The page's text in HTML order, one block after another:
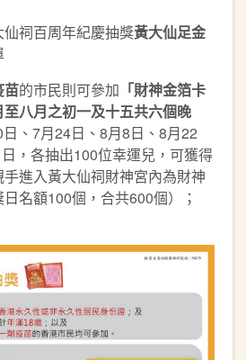
仙祠百周年紀慶抽獎黃大仙足金
苗的市民則可參加 「財神金箔卡
至八月之初一及十五共六個晚
日、7月24日、8月8日、8月22
，各抽出100位幸運兒，可獲得
手進入黃大仙祠財神宮內為財神
名額100個，合共600個）；